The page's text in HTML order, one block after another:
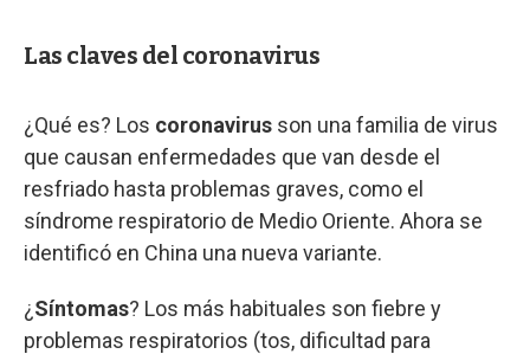
Las claves del coronavirus
¿Qué es? Los coronavirus son una familia de virus
que causan enfermedades que van desde el
resfriado hasta problemas graves, como el
síndrome respiratorio de Medio Oriente. Ahora se
identificó en China una nueva variante.
¿Síntomas? Los más habituales son fiebre y
problemas respiratorios (tos, dificultad para